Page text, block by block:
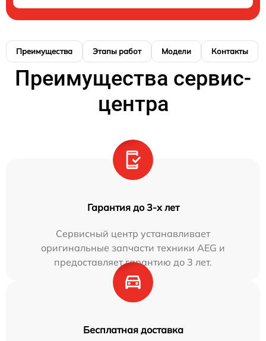
Преимущества Этапы работ Модели Контакты
Преимущества сервис-
центра
Гарантия до 3-х лет
Сервисный центр устанавливает
оригинальные запчасти техники AEG и
предоставляет гарантию до 3 лет.
Бесплатная доставка